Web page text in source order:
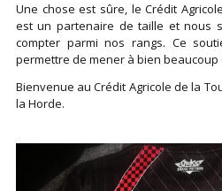
Une chose est sûre, le Crédit
est un partenaire de taille et nous
compter parmi nos rangs. Ce
permettre de mener à bien beaucoup
Bienvenue au Crédit Agricole de la
la Horde.